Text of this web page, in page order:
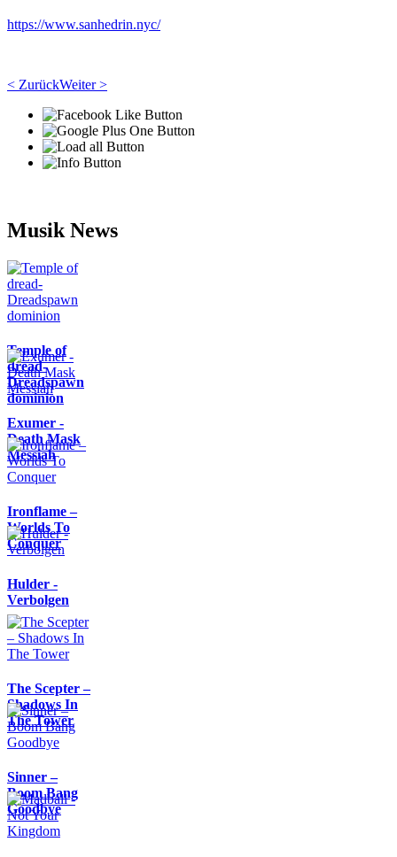
https://www.sanhedrin.nyc/
< ZurückWeiter >
Musik News
Temple of
dread-
Dreadspawn
dominion
Exumer -
Death Mask
Messiah
Ironflame –
Worlds To
Conquer
Hulder -
Verbolgen
The Scepter –
Shadows In
The Tower
Sinner –
Boom Bang
Goodbye